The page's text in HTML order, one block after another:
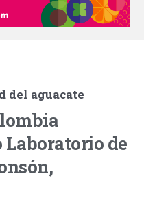
del aguacate
de